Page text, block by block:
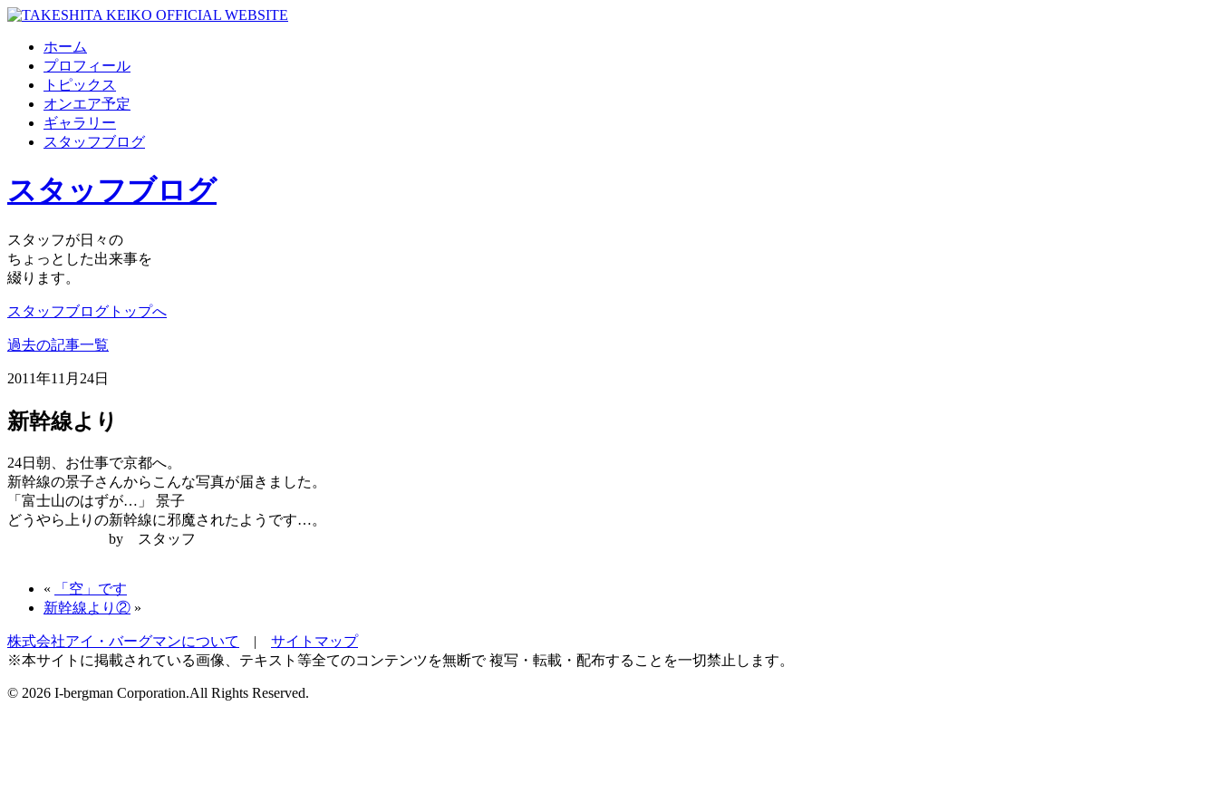
ホーム
プロフィール
トピックス
オンエア予定
ギャラリー
スタッフブログ
スタッフブログ
スタッフが日々の
ちょっとした出来事を
綴ります。
スタッフブログトップへ
過去の記事一覧
2011年11月24日
新幹線より
24日朝、お仕事で京都へ。
新幹線の景子さんからこんな写真が届きました。
「富士山のはずが…」 景子
どうやら上りの新幹線に邪魔されたようです…。
by スタッフ
«
「空」です
新幹線より② »
株式会社アイ・バーグマンについて | サイトマップ
※本サイトに掲載されている画像、テキスト等全てのコンテンツを無断で 複写・転載・配布することを一切禁止します。
© 2026 I-bergman Corporation.All Rights Reserved.